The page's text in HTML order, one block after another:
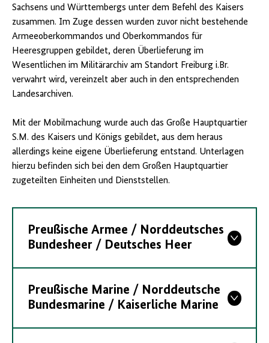
Sachsens und Württembergs unter dem Befehl des Kaisers
zusammen. Im Zuge dessen wurden zuvor nicht bestehende
Armeeoberkommandos und Oberkommandos für
Heeresgruppen gebildet, deren Überlieferung im
Wesentlichen im Militärarchiv am Standort Freiburg i.Br.
verwahrt wird, vereinzelt aber auch in den entsprechenden
Landesarchiven.
Mit der Mobilmachung wurde auch das Große Hauptquartier
S.M. des Kaisers und Königs gebildet, aus dem heraus
allerdings keine eigene Überlieferung entstand. Unterlagen
hierzu befinden sich bei den dem Großen Hauptquartier
zugeteilten Einheiten und Dienststellen.
Preußische Armee / Norddeutsches
Bundesheer / Deutsches Heer
Preußische Marine / Norddeutsche
Bundesmarine / Kaiserliche Marine